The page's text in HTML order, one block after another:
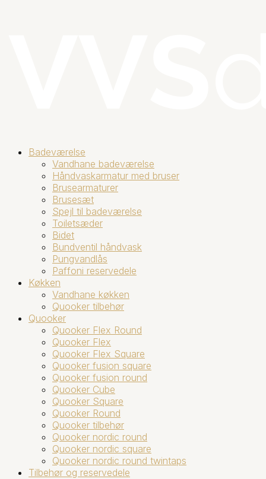
Badeværelse
Vandhane badeværelse
Håndvaskarmatur med bruser
Brusearmaturer
Brusesæt
Spejl til badeværelse
Toiletsæder
Bidet
Bundventil håndvask
Pungvandlås
Paffoni reservedele
Køkken
Vandhane køkken
Quooker tilbehør
Quooker
Quooker Flex Round
Quooker Flex
Quooker Flex Square
Quooker fusion square
Quooker fusion round
Quooker Cube
Quooker Square
Quooker Round
Quooker tilbehør
Quooker nordic round
Quooker nordic square
Quooker nordic round twintaps
Tilbehør og reservedele